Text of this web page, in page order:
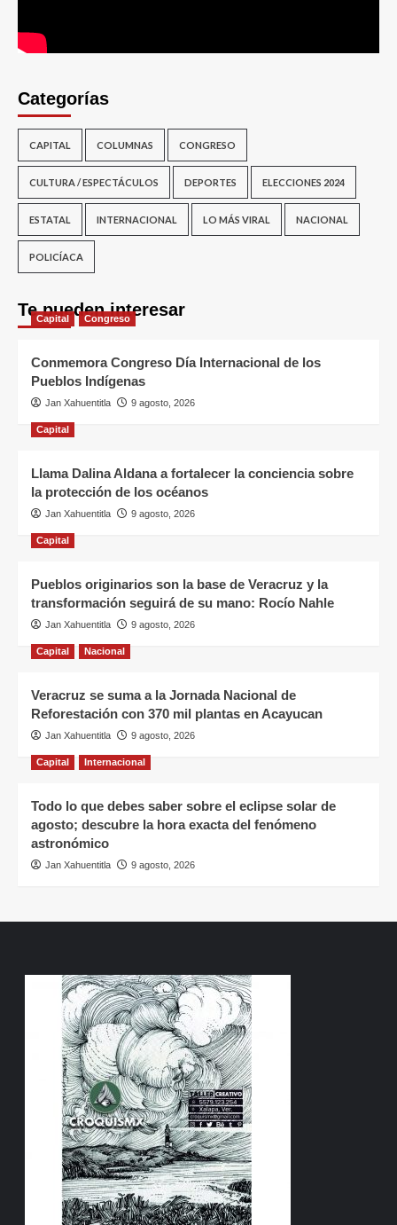
Categorías
CAPITAL COLUMNAS CONGRESO
CULTURA / ESPECTÁCULOS DEPORTES ELECCIONES 2024
ESTATAL INTERNACIONAL LO MÁS VIRAL NACIONAL
POLICÍACA
Te pueden interesar
Capital Congreso
Conmemora Congreso Día Internacional de los
Pueblos Indígenas
Jan Xahuentitla 9 agosto, 2026
Capital
Llama Dalina Aldana a fortalecer la conciencia sobre
la protección de los océanos
Jan Xahuentitla 9 agosto, 2026
Capital
Pueblos originarios son la base de Veracruz y la
transformación seguirá de su mano: Rocío Nahle
Jan Xahuentitla 9 agosto, 2026
Capital Nacional
Veracruz se suma a la Jornada Nacional de
Reforestación con 370 mil plantas en Acayucan
Jan Xahuentitla 9 agosto, 2026
Capital Internacional
Todo lo que debes saber sobre el eclipse solar de
agosto; descubre la hora exacta del fenómeno
astronómico
Jan Xahuentitla 9 agosto, 2026